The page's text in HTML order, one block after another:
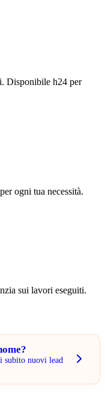
Disponibile h24 per
ogni tua necessità.
sui lavori eseguiti.
subito nuovi lead